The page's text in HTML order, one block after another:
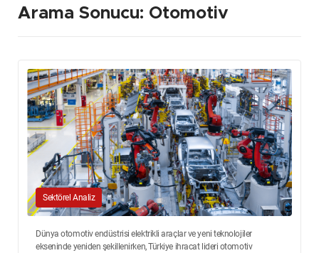
Arama Sonucu: Otomotiv
Sektörel Analiz
Dünya otomotiv endüstrisi elektrikli araçlar ve yeni teknolojiler
ekseninde yeniden şekillenirken, Türkiye ihracat lideri otomotiv